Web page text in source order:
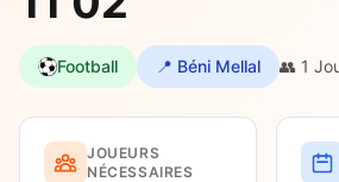
Football 📍 Béni Mellal 👥 1
JOUEURS
NÉCESSAIRES